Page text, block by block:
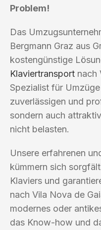
Problem!
Das
Bergmann Graz aus
kostengünstige
Klaviertransport nach
Spezialist für
zuverlässigen und
sondern auch
nicht belasten.
Unsere erfahrenen
kümmern sich
Klaviers und
nach Vila Nova de
modernes oder
das Know-how und